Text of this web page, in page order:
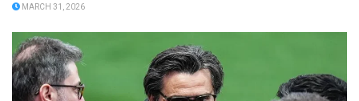
MARCH 31, 2026